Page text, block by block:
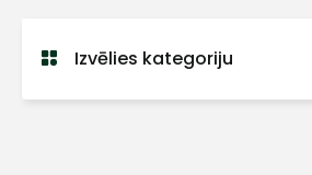
Izvēlies kategoriju